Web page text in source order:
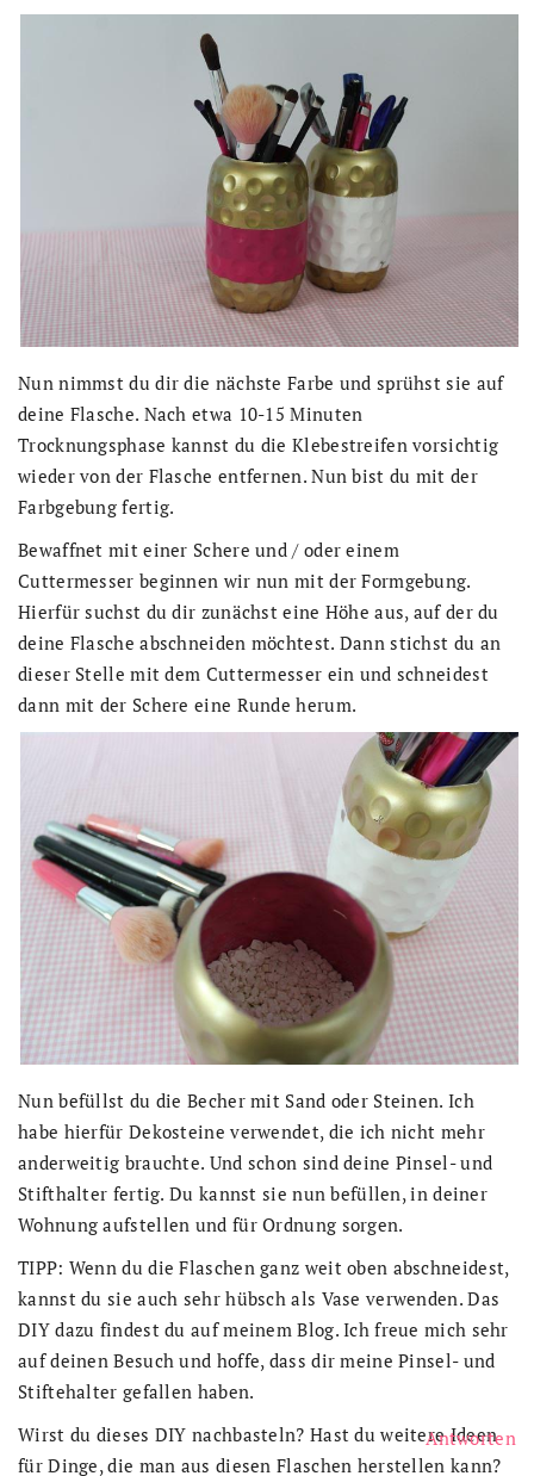
Nun nimmst du dir die nächste Farbe und sprühst sie auf
deine Flasche. Nach etwa 10-15 Minuten
Trocknungsphase kannst du die Klebestreifen vorsichtig
wieder von der Flasche entfernen. Nun bist du mit der
Farbgebung fertig.
Bewaffnet mit einer Schere und / oder einem
Cuttermesser beginnen wir nun mit der Formgebung.
Hierfür suchst du dir zunächst eine Höhe aus, auf der du
deine Flasche abschneiden möchtest. Dann stichst du an
dieser Stelle mit dem Cuttermesser ein und schneidest
dann mit der Schere eine Runde herum.
Nun befüllst du die Becher mit Sand oder Steinen. Ich
habe hierfür Dekosteine verwendet, die ich nicht mehr
anderweitig brauchte. Und schon sind deine Pinsel- und
Stifthalter fertig. Du kannst sie nun befüllen, in deiner
Wohnung aufstellen und für Ordnung sorgen.
TIPP: Wenn du die Flaschen ganz weit oben abschneidest,
kannst du sie auch sehr hübsch als Vase verwenden. Das
DIY dazu findest du auf meinem Blog. Ich freue mich sehr
auf deinen Besuch und hoffe, dass dir meine Pinsel- und
Stiftehalter gefallen haben.
Wirst du dieses DIY nachbasteln? Hast du weitere Ideen
für Dinge, die man aus diesen Flaschen herstellen kann?
Antworten